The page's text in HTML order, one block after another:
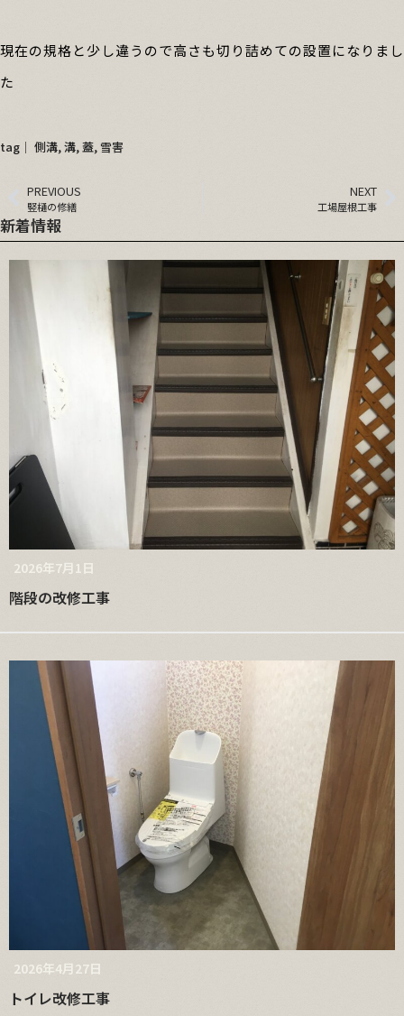
現在の規格と少し違うので高さも切り詰めての設置になりまし
た
tag│ 側溝, 溝,蓋, 雪害
PREVIOUS
竪樋の修繕
NEXT
工場屋根工事
新着情報
2026年7月1日
階段の改修工事
2026年4月27日
トイレ改修工事